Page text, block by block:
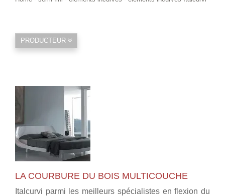
PRODUCTEUR
LA COURBURE DU BOIS MULTICOUCHE
Italcurvi parmi les meilleurs spécialistes en flexion du